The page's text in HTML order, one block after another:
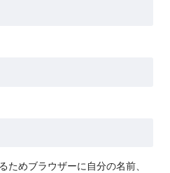
ためブラウザーに自分の名前、